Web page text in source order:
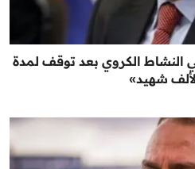
النشاط الكروي بعد توقف لمدة